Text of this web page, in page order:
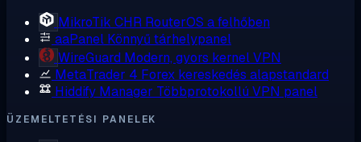
MikroTik CHR RouterOS a felhőben
aaPanel Könnyű tárhelypanel
WireGuard Modern, gyors kernel VPN
MetaTrader 4 Forex kereskedés alapstandard
Hiddify Manager Többprotokollú VPN panel
ÜZEMELTETÉSI PANELEK